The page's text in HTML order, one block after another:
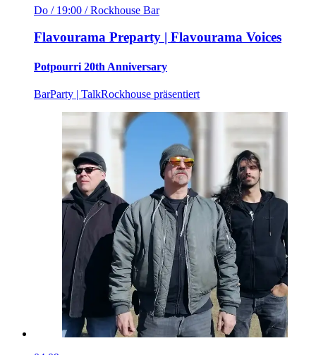
Do / 19:00 / Rockhouse Bar
Flavourama Preparty | Flavourama Voices
Potpourri 20th Anniversary
BarParty | TalkRockhouse präsentiert